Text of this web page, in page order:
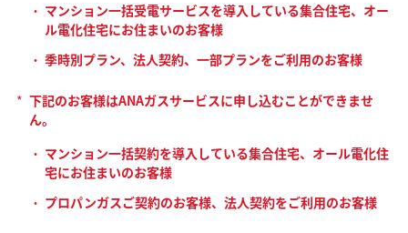
マンション一括受電サービスを導入している集合住宅、オー
ル電化住宅にお住まいのお客様
季時別プラン、法人契約、一部プランをご利用のお客様
* 下記のお客様はANAガスサービスに申し込むことができませ
ん。
マンション一括契約を導入している集合住宅、オール電化住
宅にお住まいのお客様
プロパンガスご契約のお客様、法人契約をご利用のお客様